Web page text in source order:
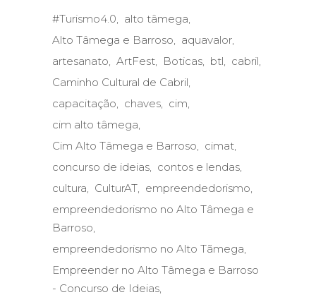
#Turismo4.0
alto tâmega
Alto Tâmega e Barroso
aquavalor
artesanato
ArtFest Boticas btl
cabril
Caminho Cultural de Cabril
capacitação
chaves
cim
cim alto tâmega
Cim Alto Tâmega e Barroso
cimat
concurso de ideias
contos e lendas
cultura
CulturAT
empreendedorismo
empreendedorismo no Alto Tâmega e
Barroso
empreendedorismo no Alto Tãmega
Empreender no Alto Tâmega e Barroso
- Concurso de Ideias